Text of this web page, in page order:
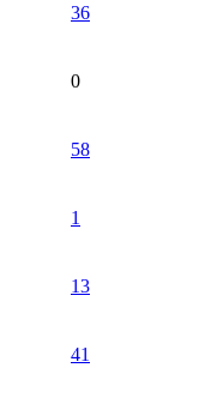
36
0
58
1
13
41